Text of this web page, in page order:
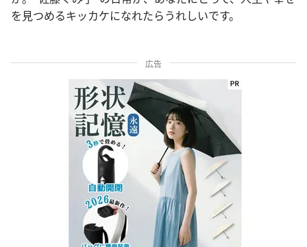
を見つめるキッカケになれたらうれしいです。
広告